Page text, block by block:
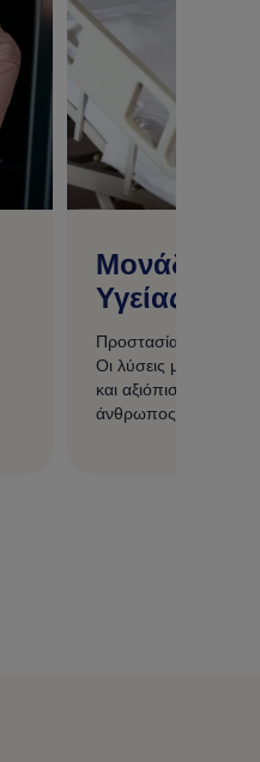
Μονάδες
Υγείας
Προστασία των
Οι λύσεις μας για
και αξιόπιστους
άνθρωπος αξίζει την